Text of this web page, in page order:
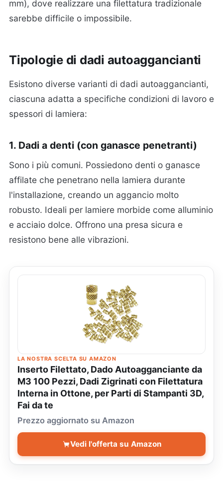
mm), dove realizzare una filettatura tradizionale
sarebbe difficile o impossibile.
Tipologie di dadi autoaggancianti
Esistono diverse varianti di dadi autoaggancianti,
ciascuna adatta a specifiche condizioni di lavoro e
spessori di lamiera:
1. Dadi a denti (con ganasce penetranti)
Sono i più comuni. Possiedono denti o ganasce
affilate che penetrano nella lamiera durante
l'installazione, creando un aggancio molto
robusto. Ideali per lamiere morbide come alluminio
e acciaio dolce. Offrono una presa sicura e
resistono bene alle vibrazioni.
LA NOSTRA SCELTA SU AMAZON
Inserto Filettato, Dado Autoagganciante da
M3 100 Pezzi, Dadi Zigrinati con Filettatura
Interna in Ottone, per Parti di Stampanti 3D,
Fai da te
Prezzo aggiornato su Amazon
Vedi l'offerta su Amazon